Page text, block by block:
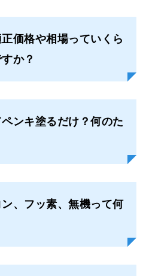
価格や相場っていくら
か？
ンキ塗るだけ？何のた
、フッ素、無機って何